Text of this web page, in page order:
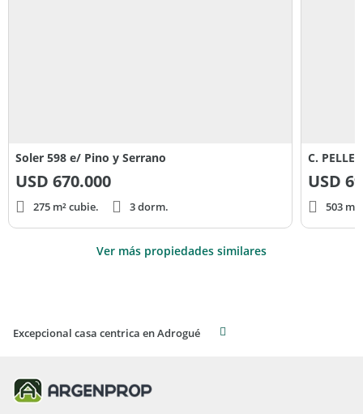
Soler 598 e/ Pino y Serrano
USD 670.000
275 m² cubie. 3 dorm.
C.
USD
503
Ver más propiedades similares
Excepcional casa centrica en Adrogué